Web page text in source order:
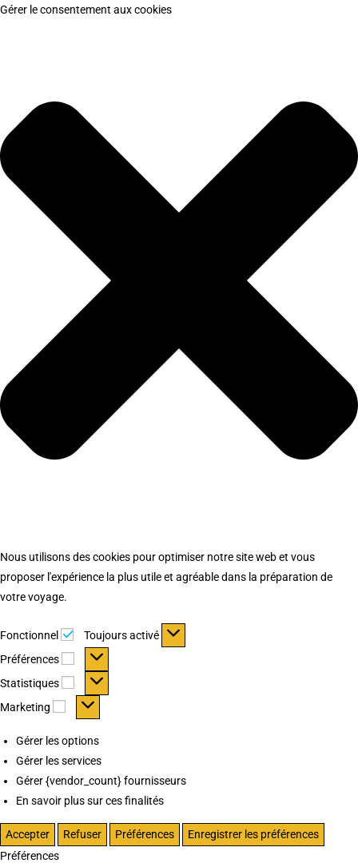
Gérer le consentement aux cookies
Nous utilisons des cookies pour optimiser notre site web et vous
proposer l'expérience la plus utile et agréable dans la préparation de
votre voyage.
Fonctionnel Fonctionnel
Toujours activé
Préférences
Préférences
Statistiques Statistiques
Marketing Marketing
Gérer les options
Gérer les services
Gérer {vendor_count} fournisseurs
En savoir plus sur ces finalités
Accepter Refuser Préférences
Enregistrer les préférences
Préférences